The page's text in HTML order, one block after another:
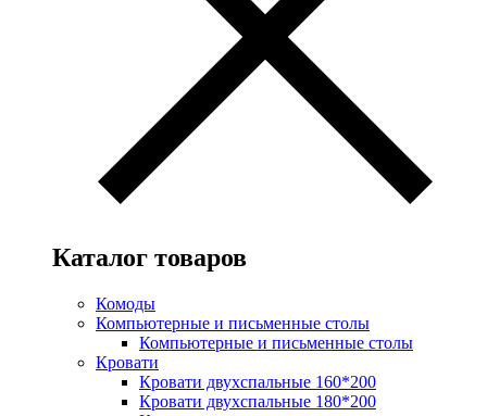
Каталог товаров
Комоды
Компьютерные и письменные столы
Компьютерные и письменные столы
Кровати
Кровати двухспальные 160*200
Кровати двухспальные 180*200